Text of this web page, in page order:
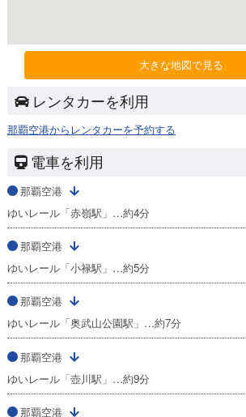
大きな地図で見る
レンタカーを利用
那覇空港からレンタカーを予約する
電車を利用
那覇空港
ゆいレール「赤嶺駅」…約4分
那覇空港
ゆいレール「小禄駅」…約5分
那覇空港
ゆいレール「奥武山公園駅」…約7分
那覇空港
ゆいレール「壺川駅」…約9分
那覇空港